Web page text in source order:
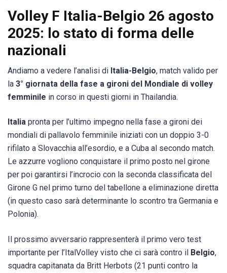
Volley F Italia-Belgio 26 agosto
2025: lo stato di forma delle
nazionali
Andiamo a vedere l’analisi di Italia-Belgio, match valido per
la 3° giornata della fase a gironi del Mondiale di volley
femminile in corso in questi giorni in Thailandia.
Italia pronta per l’ultimo impegno nella fase a gironi dei
mondiali di pallavolo femminile iniziati con un doppio 3-0
rifilato a Slovacchia all’esordio, e a Cuba al secondo match.
Le azzurre vogliono conquistare il primo posto nel girone
per poi garantirsi l’incrocio con la seconda classificata del
Girone G nel primo turno del tabellone a eliminazione diretta
(in questo caso sarà determinante lo scontro tra Germania e
Polonia).
Il prossimo avversario rappresenterà il primo vero test
importante per l’ItalVolley visto che ci sarà contro il Belgio,
squadra capitanata da Britt Herbots (21 punti contro la